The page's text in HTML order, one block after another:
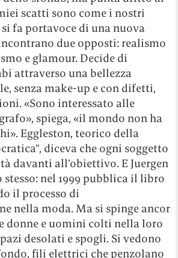
scatti sono come i nostri
fa portavoce di una nuova
due opposti: realismo
e glamour. Decide di
attraverso una bellezza
senza make-up e con difetti,
«Sono interessato alle
spiega, «il mondo non ha
Eggleston, teorico della
diceva che ogni soggetto
davanti all’obiettivo. E Juergen
stesso: nel 1999 pubblica il libro
il processo di
nella moda. Ma si spinge ancor
donne e uomini colti nella loro
desolati e spogli. Si vedono
fili elettrici che penzolano